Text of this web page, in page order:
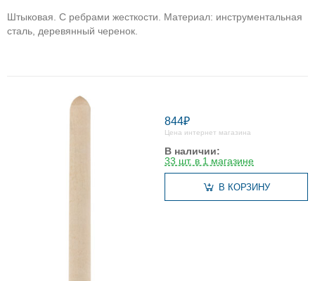
Штыковая. С ребрами жесткости. Материал: инструментальная
сталь, деревянный черенок.
844₽
Цена интернет магазина
В наличии:
33 шт. в 1 магазине
В КОРЗИНУ